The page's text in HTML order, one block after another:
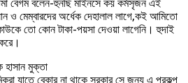
বেগম বলেন-হুনছি মাইনসে কয় কর্মসৃজন এই
ও মেম্বারদের অর্ধেক দেহালাল লাগে,কই আমিতো
তো কোন টাকা-পয়সা দেওয়া লাগেনি। হুদাই
হাসান মুক্তা
যাতে বেকার না থাকে সরকার সে জন্য এ প্রকল্প